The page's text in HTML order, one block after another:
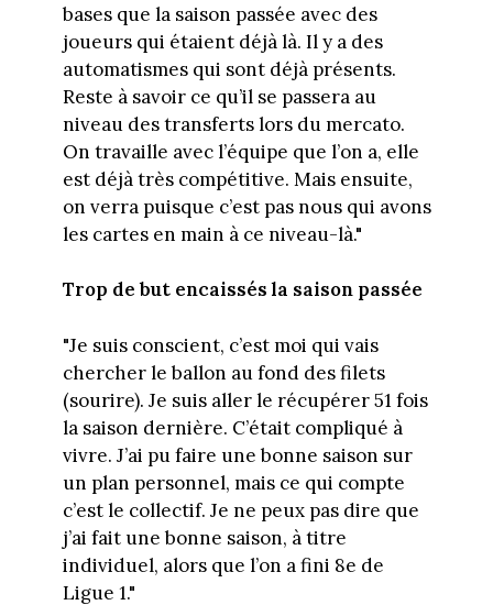
bases que la saison passée avec des
joueurs qui étaient déjà là. Il y a des
automatismes qui sont déjà présents.
Reste à savoir ce qu’il se passera au
niveau des transferts lors du mercato.
On travaille avec l’équipe que l’on a, elle
est déjà très compétitive. Mais ensuite,
on verra puisque c’est pas nous qui avons
les cartes en main à ce niveau-là."
Trop de but encaissés la saison passée
"Je suis conscient, c’est moi qui vais
chercher le ballon au fond des filets
(sourire). Je suis aller le récupérer 51 fois
la saison dernière. C’était compliqué à
vivre. J’ai pu faire une bonne saison sur
un plan personnel, mais ce qui compte
c’est le collectif. Je ne peux pas dire que
j’ai fait une bonne saison, à titre
individuel, alors que l’on a fini 8e de
Ligue 1."